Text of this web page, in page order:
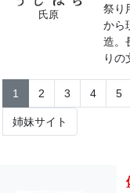
氏原
祭り
から
造。
りの
1 2 3 4 5
姉妹サイト